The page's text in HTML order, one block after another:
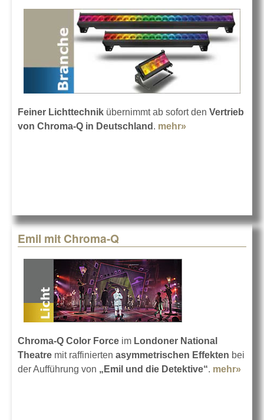
Feiner Lichttechnik übernimmt ab sofort den Vertrieb
von Chroma-Q in Deutschland . mehr»
Emil mit Chroma-Q
Chroma-Q Color Force im Londoner National
Theatre mit raffinierten asymmetrischen Effekten bei
der Aufführung von „Emil und die Detektive“. mehr»